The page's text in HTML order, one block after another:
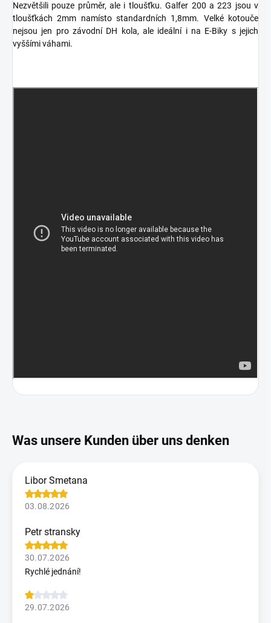
Nezvětšili pouze průměr, ale i tloušťku. Galfer 200 a 223 jsou v
tloušťkách 2mm namísto standardních 1,8mm. Velké kotouče
nejsou jen pro závodní DH kola, ale ideální i na E-Biky s jejich
vyššími váhami.
Libor Smetana
03.08.2026
Petr stransky
30.07.2026
Rychlé jednání!
29.07.2026